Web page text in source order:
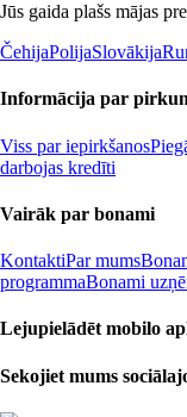
Jūs gaida plašs mājas
ČehijaPolijaSlovākija
Informācija par
Viss par iepirkšanos
darbojas kredīti
Vairāk par bonami
KontaktiPar mums
programmaBonami
Lejupielādēt mobilo
Sekojiet mums